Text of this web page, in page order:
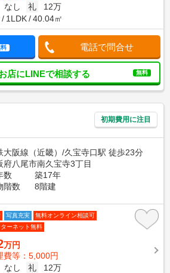
なし 礼
12万
1LDK 40.04㎡
電話で問合せ
店にLINEで相談する 無料
初期費用に注目
大阪線（近畿）/久宝寺口駅 徒歩23分
府八尾市南久宝寺3丁目
数
築17年
階数
8階建
写真充実
無料オンライン相談可
ターネット無料
万円
費等：5,000円
なし 礼
12万